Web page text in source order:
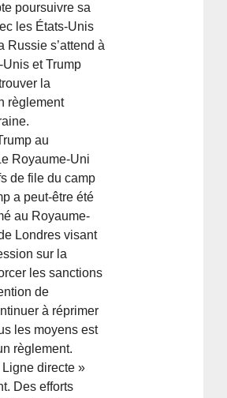
poursuivre sa
les États-Unis
Russie s’attend à
et Trump
la
règlement
au
Royaume-Uni
de file du camp
a peut-être été
au Royaume-
Londres visant
sur la
les sanctions
de
à réprimer
les moyens est
règlement.
directe »
Des efforts